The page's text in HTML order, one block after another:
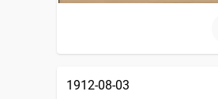
1912-08-03